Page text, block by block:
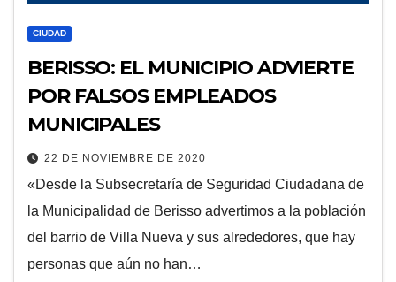
CIUDAD
BERISSO: EL MUNICIPIO ADVIERTE
POR FALSOS EMPLEADOS
MUNICIPALES
22 DE NOVIEMBRE DE 2020
«Desde la Subsecretaría de Seguridad Ciudadana de
la Municipalidad de Berisso advertimos a la población
del barrio de Villa Nueva y sus alrededores, que hay
personas que aún no han…